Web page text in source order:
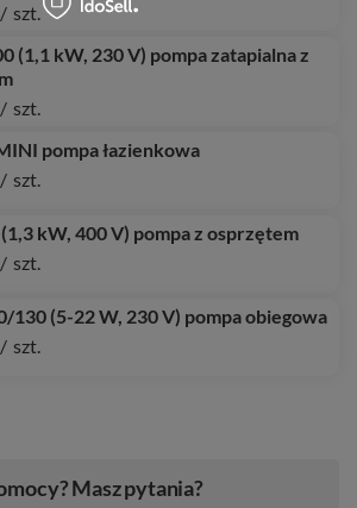
/ szt.
(1,1 kW, 230 V) pompa zatapialna z
/ szt.
pompa łazienkowa
/ szt.
kW, 400 V) pompa z osprzętem
/ szt.
130 (5-22 W, 230 V) pompa obiegowa
/ szt.
Masz pytania?